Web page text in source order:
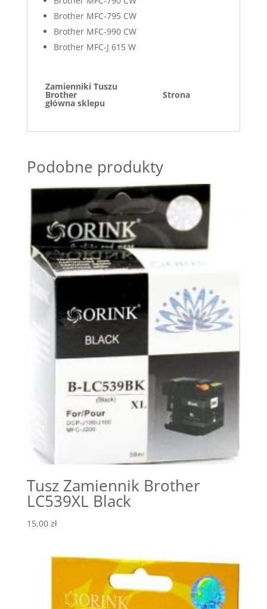
Brother MFC-795 CW
Brother MFC-990 CW
Brother MFC-J 615 W
Zamienniki Tuszu
Brother Strona
główna sklepu
Podobne produkty
Tusz Zamiennik Brother
LC539XL Black
15,00 zł